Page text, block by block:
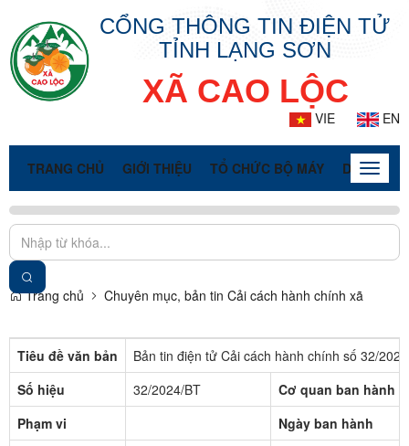
CỔNG THÔNG TIN ĐIỆN TỬ
TỈNH LẠNG SƠN
XÃ CAO LỘC
VIE EN
TRANG CHỦ GIỚI THIỆU TỔ CHỨC BỘ MÁY DOANH
Toggle
Trang chủ Chuyên mục, bản tin Cải cách hành chính xã
Tiêu đề văn bản
Bản tin điện tử Cải cách hành chính số 32/
Số hiệu
32/2024/BT
Cơ quan ban hành
Phạm vi
Ngày ban hành